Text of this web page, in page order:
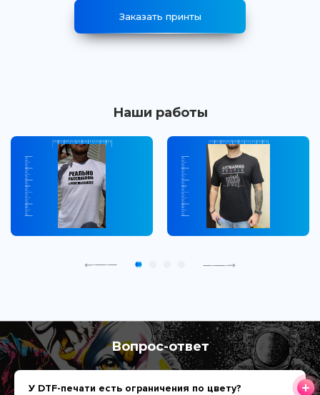
Заказать принты
Наши работы
Вопрос-ответ
У DTF-печати есть ограничения по цвету?